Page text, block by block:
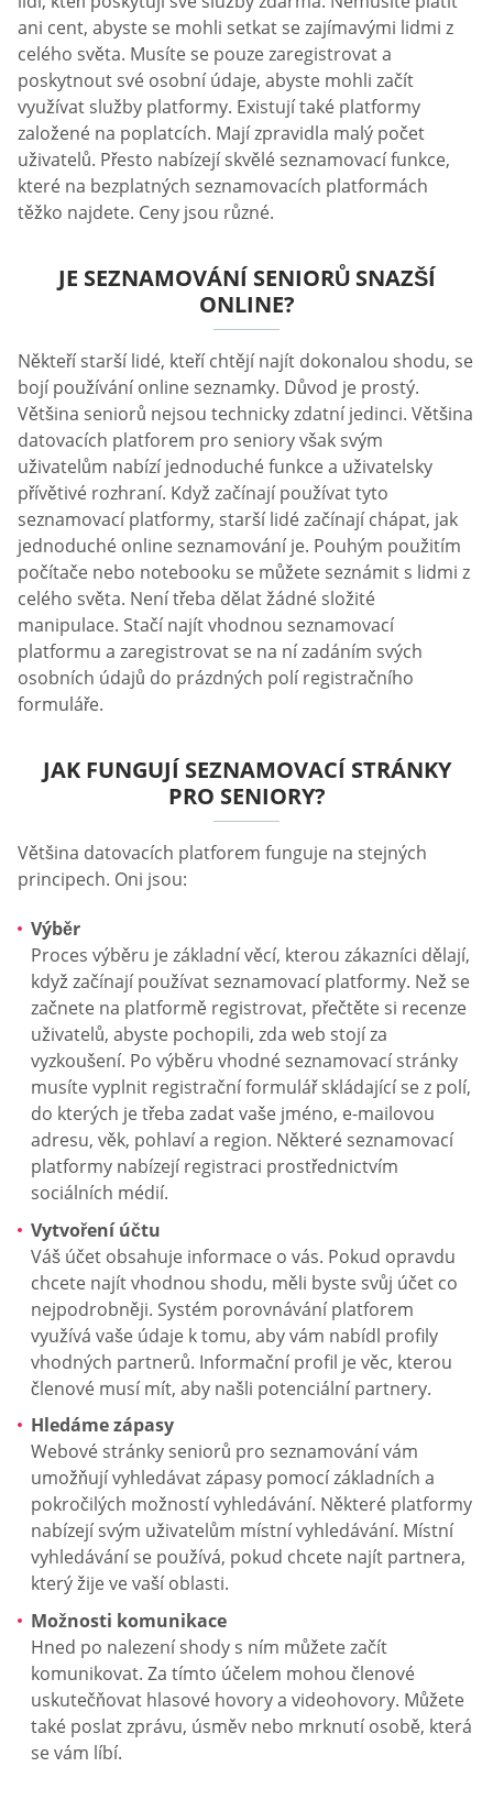
ani cent, abyste se mohli setkat se zajímavými lidmi z
celého světa. Musíte se pouze zaregistrovat a
poskytnout své osobní údaje, abyste mohli začít
využívat služby platformy. Existují také platformy
založené na poplatcích. Mají zpravidla malý počet
uživatelů. Přesto nabízejí skvělé seznamovací funkce,
které na bezplatných seznamovacích platformách
těžko najdete. Ceny jsou různé.
JE SEZNAMOVÁNÍ SENIORŮ SNAZŠÍ
ONLINE?
Někteří starší lidé, kteří chtějí najít dokonalou shodu, se
bojí používání online seznamky. Důvod je prostý.
Většina seniorů nejsou technicky zdatní jedinci. Většina
datovacích platforem pro seniory však svým
uživatelům nabízí jednoduché funkce a uživatelsky
přívětivé rozhraní. Když začínají používat tyto
seznamovací platformy, starší lidé začínají chápat, jak
jednoduché online seznamování je. Pouhým použitím
počítače nebo notebooku se můžete seznámit s lidmi z
celého světa. Není třeba dělat žádné složité
manipulace. Stačí najít vhodnou seznamovací
platformu a zaregistrovat se na ní zadáním svých
osobních údajů do prázdných polí registračního
formuláře.
JAK FUNGUJÍ SEZNAMOVACÍ STRÁNKY
PRO SENIORY?
Většina datovacích platforem funguje na stejných
principech. Oni jsou:
Výběr
Proces výběru je základní věcí, kterou zákazníci dělají,
když začínají používat seznamovací platformy. Než se
začnete na platformě registrovat, přečtěte si recenze
uživatelů, abyste pochopili, zda web stojí za
vyzkoušení. Po výběru vhodné seznamovací stránky
musíte vyplnit registrační formulář skládající se z polí,
do kterých je třeba zadat vaše jméno, e-mailovou
adresu, věk, pohlaví a region. Některé seznamovací
platformy nabízejí registraci prostřednictvím
sociálních médií.
Vytvoření účtu
Váš účet obsahuje informace o vás. Pokud opravdu
chcete najít vhodnou shodu, měli byste svůj účet co
nejpodrobněji. Systém porovnávání platforem
využívá vaše údaje k tomu, aby vám nabídl profily
vhodných partnerů. Informační profil je věc, kterou
členové musí mít, aby našli potenciální partnery.
Hledáme zápasy
Webové stránky seniorů pro seznamování vám
umožňují vyhledávat zápasy pomocí základních a
pokročilých možností vyhledávání. Některé platformy
nabízejí svým uživatelům místní vyhledávání. Místní
vyhledávání se používá, pokud chcete najít partnera,
který žije ve vaší oblasti.
Možnosti komunikace
Hned po nalezení shody s ním můžete začít
komunikovat. Za tímto účelem mohou členové
uskutečňovat hlasové hovory a videohovory. Můžete
také poslat zprávu, úsměv nebo mrknutí osobě, která
se vám líbí.